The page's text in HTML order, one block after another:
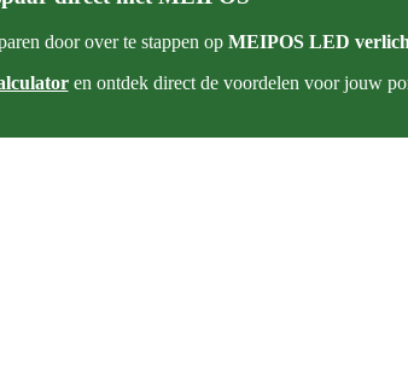
door over te stappen op MEIPOS LED
en ontdek direct de voordelen voor jouw